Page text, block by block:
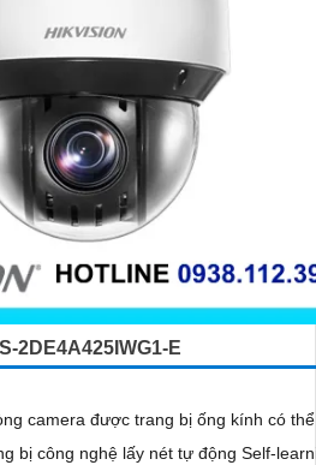
2DE4A425IWG1-E
camera được trang bị ống kính có
bị công nghệ lấy nét tự động Self-